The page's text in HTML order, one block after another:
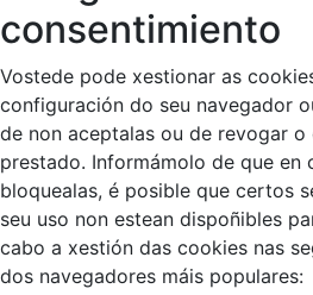
consentimiento
Vostede pode xestionar as
configuración do seu navegador
de non aceptalas ou de revogar o
prestado. Informámolo de que en
bloquealas, é posible que certos
seu uso non estean dispoñibles
cabo a xestión das cookies nas
dos navegadores máis populares: